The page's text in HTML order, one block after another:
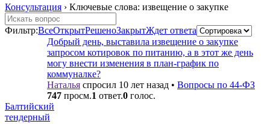
Консультация › Ключевые слова: извещение о закупке
Фильтр:ВсеОткрытРешеноЗакрытЖдет ответа
Добрый день, выставила извещение о закупке
запросом котировок по питанию, а в этот же день
могу внести изменения в план-график по
коммуналке?
Наталья спросил 10 лет назад • Вопросы по 44-ФЗ
747 просм.1 ответ.0 голос.
Балтийский
тендерный